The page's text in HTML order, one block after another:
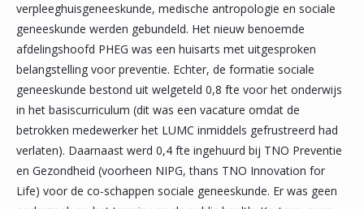
verpleeghuisgeneeskunde, medische antropologie en sociale
geneeskunde werden gebundeld. Het nieuw benoemde
afdelingshoofd PHEG was een huisarts met uitgesproken
belangstelling voor preventie. Echter, de formatie sociale
geneeskunde bestond uit welgeteld 0,8 fte voor het onderwijs
in het basiscurriculum (dit was een vacature omdat de
betrokken medewerker het LUMC inmiddels gefrustreerd had
verlaten). Daarnaast werd 0,4 fte ingehuurd bij TNO Preventie
en Gezondheid (voorheen NIPG, thans TNO Innovation for
Life) voor de co-schappen sociale geneeskunde. Er was geen